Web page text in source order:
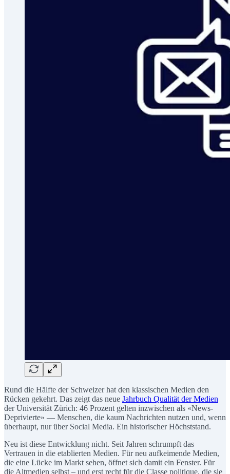
Rund die Hälfte der Schweizer hat den klassischen Medien den
Rücken gekehrt. Das zeigt das neue Jahrbuch Qualität der Medien
der Universität Zürich: 46 Prozent gelten inzwischen als «News-
Deprivierte» — Menschen, die kaum Nachrichten nutzen und, wenn
überhaupt, nur über Social Media. Ein historischer Höchststand.
Neu ist diese Entwicklung nicht. Seit Jahren schrumpft das
Vertrauen in die etablierten Medien. Für neu aufkeimende Medien,
die eine Lücke im Markt sehen, öffnet sich damit ein Fenster. Für
die Altmedien selbst – und erst recht für die Classe politique, die sie